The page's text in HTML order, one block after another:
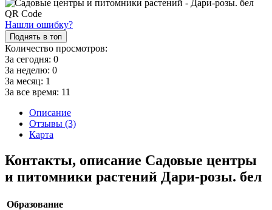
Нашли ошибку?
Поднять в топ
Количество просмотров:
За сегодня: 0
За неделю: 0
За месяц: 1
За все время: 11
Описание
Отзывы (3)
Карта
Контакты, описание Садовые центры
и питомники растений Дари-розы. бел
Образование